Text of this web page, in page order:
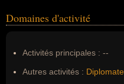
Domaines d'activité
Activités principales : --
Autres activités : Diplomate